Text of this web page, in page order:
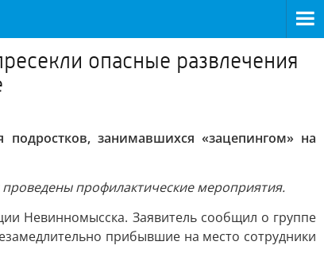
опасные развлечения
занимавшихся «зацепингом» на
профилактические мероприятия.
Невинномысска. Заявитель сообщил о группе
прибывшие на место сотрудники